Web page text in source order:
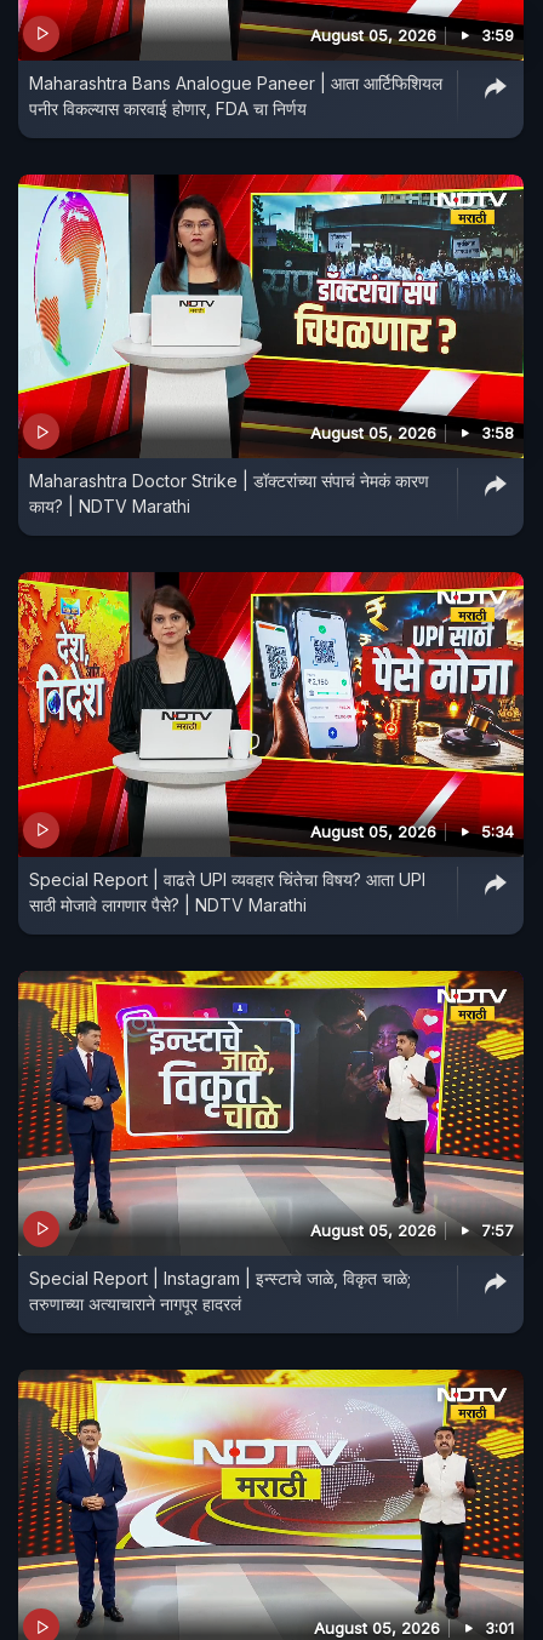
August 05, 2026 3:59
Maharashtra Bans Analogue Paneer | आता आर्टिफिशियल
पनीर विकल्यास कारवाई होणार, FDA चा निर्णय
August 05, 2026 3:58
Maharashtra Doctor Strike | डॉक्टरांच्या संपाचं नेमकं कारण
काय? | NDTV Marathi
August 05, 2026 5:34
Special Report | वाढते UPI व्यवहार चिंतेचा विषय? आता UPI
साठी मोजावे लागणार पैसे? | NDTV Marathi
August 05, 2026 7:57
Special Report | Instagram | इन्स्टाचे जाळे, विकृत चाळे;
तरुणाच्या अत्याचाराने नागपूर हादरलं
August 05, 2026 3:01